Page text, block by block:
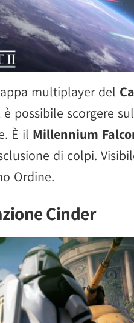
multiplayer del
è possibile scorgere
È il Millennium
di colpi.
Ordine.
Cinder